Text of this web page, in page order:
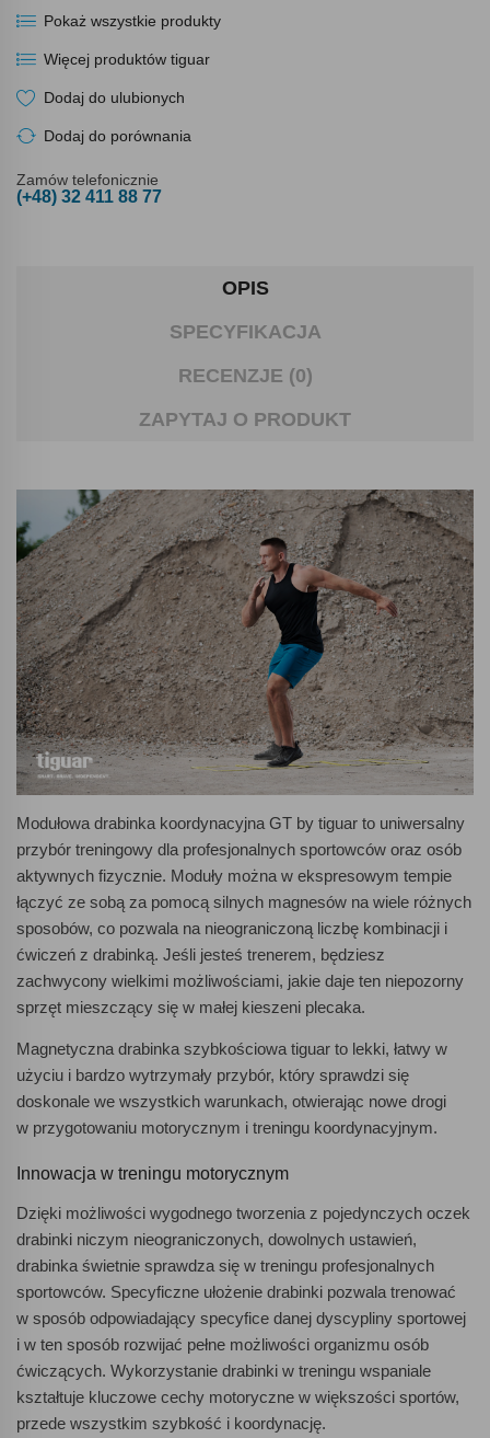
Pokaż wszystkie produkty
Więcej produktów tiguar
Dodaj do ulubionych
Dodaj do porównania
Zamów telefonicznie
(+48) 32 411 88 77
OPIS
SPECYFIKACJA
RECENZJE (0)
ZAPYTAJ O PRODUKT
Modułowa drabinka koordynacyjna GT by tiguar to uniwersalny
przybór treningowy dla profesjonalnych sportowców oraz osób
aktywnych fizycznie. Moduły można w ekspresowym tempie
łączyć ze sobą za pomocą silnych magnesów na wiele różnych
sposobów, co pozwala na nieograniczoną liczbę kombinacji i
ćwiczeń z drabinką. Jeśli jesteś trenerem, będziesz
zachwycony wielkimi możliwościami, jakie daje ten niepozorny
sprzęt mieszczący się w małej kieszeni plecaka.
Magnetyczna drabinka szybkościowa tiguar to lekki, łatwy w
użyciu i bardzo wytrzymały przybór, który sprawdzi się
doskonale we wszystkich warunkach, otwierając nowe drogi
w przygotowaniu motorycznym i treningu koordynacyjnym.
Innowacja w treningu motorycznym
Dzięki możliwości wygodnego tworzenia z pojedynczych oczek
drabinki niczym nieograniczonych, dowolnych ustawień,
drabinka świetnie sprawdza się w treningu profesjonalnych
sportowców. Specyficzne ułożenie drabinki pozwala trenować
w sposób odpowiadający specyfice danej dyscypliny sportowej
i w ten sposób rozwijać pełne możliwości organizmu osób
ćwiczących. Wykorzystanie drabinki w treningu wspaniale
kształtuje kluczowe cechy motoryczne w większości sportów,
przede wszystkim szybkość i koordynację.